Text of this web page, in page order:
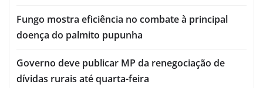
Fungo mostra eficiência no combate à principal
doença do palmito pupunha
Governo deve publicar MP da renegociação de
dívidas rurais até quarta-feira